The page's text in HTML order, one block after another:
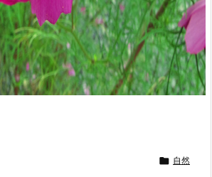
 自然